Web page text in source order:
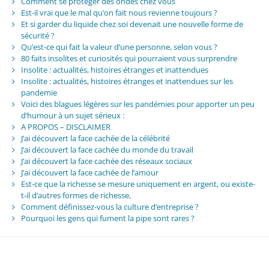
Est-il vrai que le mal qu’on fait nous revienne toujours ?
Et si garder du liquide chez soi devenait une nouvelle forme de
sécurité ?
Qu’est-ce qui fait la valeur d’une personne, selon vous ?
80 faits insolites et curiosités qui pourraient vous surprendre
Insolite : actualités, histoires étranges et inattendues
Insolite : actualités, histoires étranges et inattendues sur les
pandemie
Voici des blagues légères sur les pandémies pour apporter un peu
d’humour à un sujet sérieux :
A PROPOS – DISCLAIMER
J’ai découvert la face cachée de la célébrité
J’ai découvert la face cachée du monde du travail
J’ai découvert la face cachée des réseaux sociaux
J’ai découvert la face cachée de l’amour
Est-ce que la richesse se mesure uniquement en argent, ou existe-
t-il d’autres formes de richesse,
Comment définissez-vous la culture d’entreprise ?
Pourquoi les gens qui fument la pipe sont rares ?